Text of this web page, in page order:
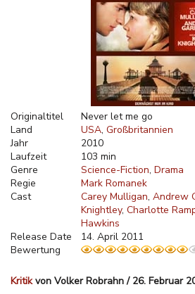
Originaltitel
Never let me go
Land
USA Großbritannien
Jahr
2010
Laufzeit
103 min
Genre
Science-Fiction Drama
Regie
Mark Romanek
Cast
Carey Mulligan Andrew
Knightley Charlotte
Hawkins
Release Date
14. April 2011
Bewertung
Kritikvon Volker Robrahn / 26. Februar